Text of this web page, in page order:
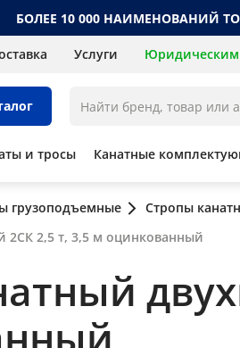
БОЛЕЕ 10 000 НАИМЕНОВАНИЙ
Услуги
и тросы Канатные
грузоподъемные Стропы
2СК 2,5 т, 3,5 м оцинкованный